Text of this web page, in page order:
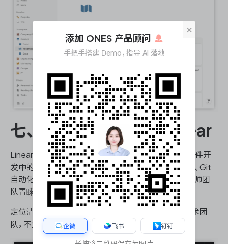
七、现代 Issue 追踪：Linear
Linear 以极简交互与极速性能切入市场，专注解决软件开
发中的问题规划与迭代追踪。其键盘优先的设计理念、Git
自动化关联、以及周期（Cycle）概念深受高效能工程师团
队青睐。
定位清晰：适合追求工具极简、流程标准化的精品技术团
队，不支持复杂的多项目管理或企业级治理需求。
×
添加 ONES 产品顾问
手把手搭建 Demo，指导 AI 落地
企微 飞书 钉钉